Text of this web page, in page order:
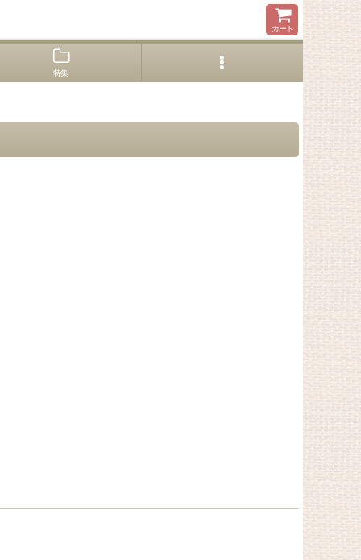
カート
特集